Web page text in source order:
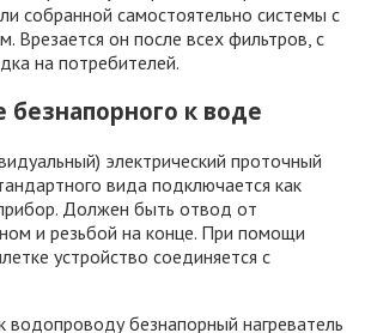
собранной самостоятельно системы с
Врезается он после всех фильтров, с
на потребителей.
к воде
электрический проточный
вида подключается как
Должен быть отвод от
и резьбой на конце. При помощи
устройство соединяется с